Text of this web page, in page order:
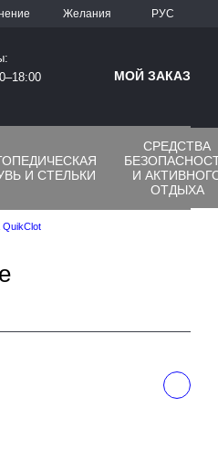
Желания РУС
МОЙ ЗАКАЗ
И СТЕЛЬКИ
СРЕДСТВА
И
ОТДЫХА
QuikClot